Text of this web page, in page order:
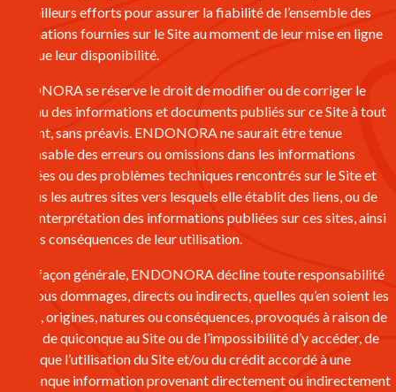
ses meilleurs efforts pour assurer la fiabilité de l’ensemble des
informations fournies sur le Site au moment de leur mise en ligne
ainsi que leur disponibilité.
ENDONORA se réserve le droit de modifier ou de corriger le
contenu des informations et documents publiés sur ce Site à tout
moment, sans préavis. ENDONORA ne saurait être tenue
responsable des erreurs ou omissions dans les informations
diffusées ou des problèmes techniques rencontrés sur le Site et
sur tous les autres sites vers lesquels elle établit des liens, ou de
toute interprétation des informations publiées sur ces sites, ainsi
que des conséquences de leur utilisation.
D’une façon générale, ENDONORA décline toute responsabilité
pour tous dommages, directs ou indirects, quelles qu’en soient les
causes, origines, natures ou conséquences, provoqués à raison de
l’accès de quiconque au Site ou de l’impossibilité d’y accéder, de
même que l’utilisation du Site et/ou du crédit accordé à une
quelconque information provenant directement ou indirectement